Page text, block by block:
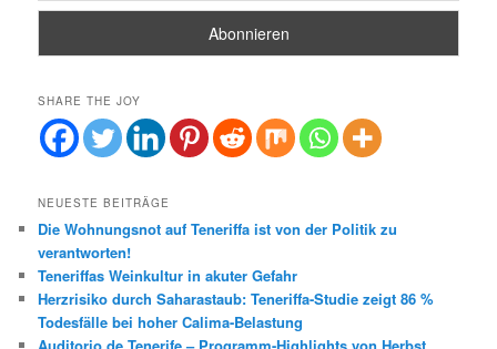
SHARE THE JOY
NEUESTE BEITRÄGE
Die Wohnungsnot auf Teneriffa ist von der Politik zu
verantworten!
Teneriffas Weinkultur in akuter Gefahr
Herzrisiko durch Saharastaub: Teneriffa-Studie zeigt 86 %
Todesfälle bei hoher Calima-Belastung